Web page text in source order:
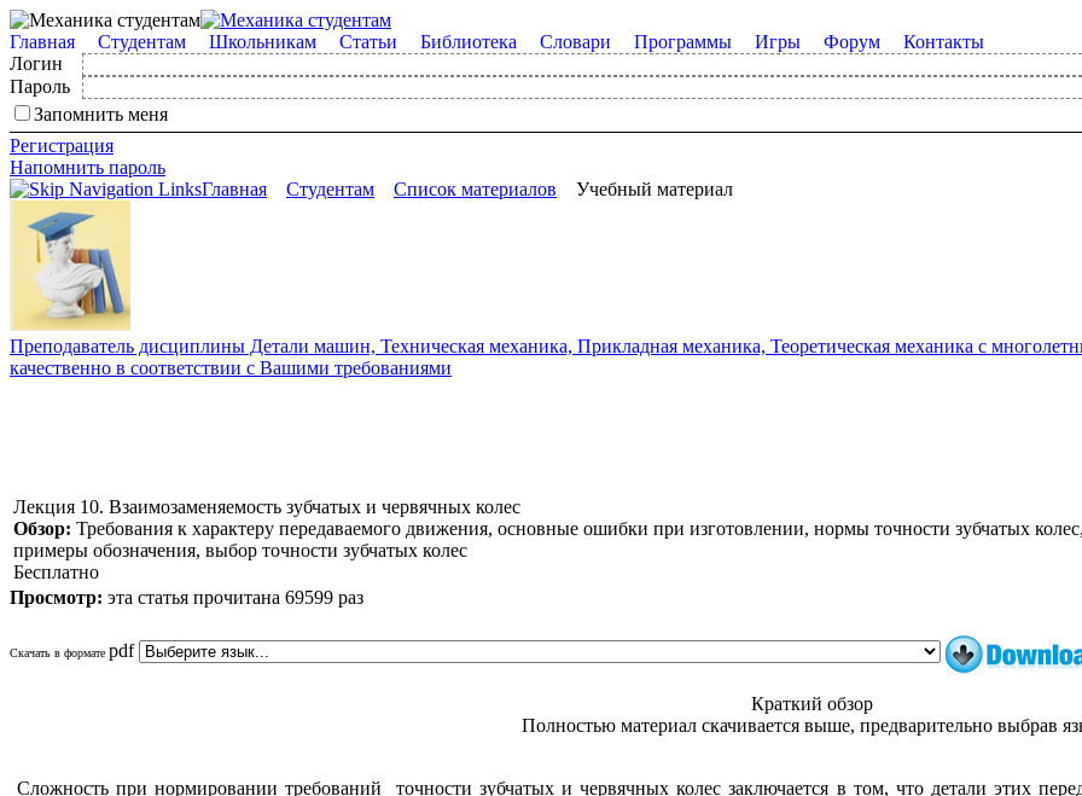
Главная Студентам Школьникам Статьи Библиотека Словари Программы Игры Форум
Контакты
Логин
Пароль
Запомнить меня
Регистрация
Напомнить пароль
Главная
Студентам Список материалов Учебный материал
Преподаватель дисциплины Детали машин, Техническая механика, Прикладная механика, Теоретическая механика с
качественно в соответствии с Вашими требованиями
Лекция 10. Взаимозаменяемость зубчатых и червячных колес
Обзор: Требования к характеру передаваемого движения, основные ошибки при изготовлении, нормы точности зубчатых
примеры обозначения, выбор точности зубчатых колес
Бесплатно
Просмотр: эта статья прочитана 69599 раз
Скачать в формате pdf
Краткий обзор
Полностью материал скачивается выше, предварительно выбрав
Сложность при нормировании требований точности зубчатых и червячных колес заключается в том, что детали этих